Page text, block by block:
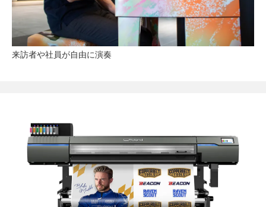
来訪者や社員が自由に演奏